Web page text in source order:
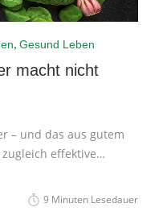
, Gesund Leben
macht nicht
– und das aus gutem
effektive
sich von innen heraus
Wohlbefinden zu
9 Minuten Lesedauer